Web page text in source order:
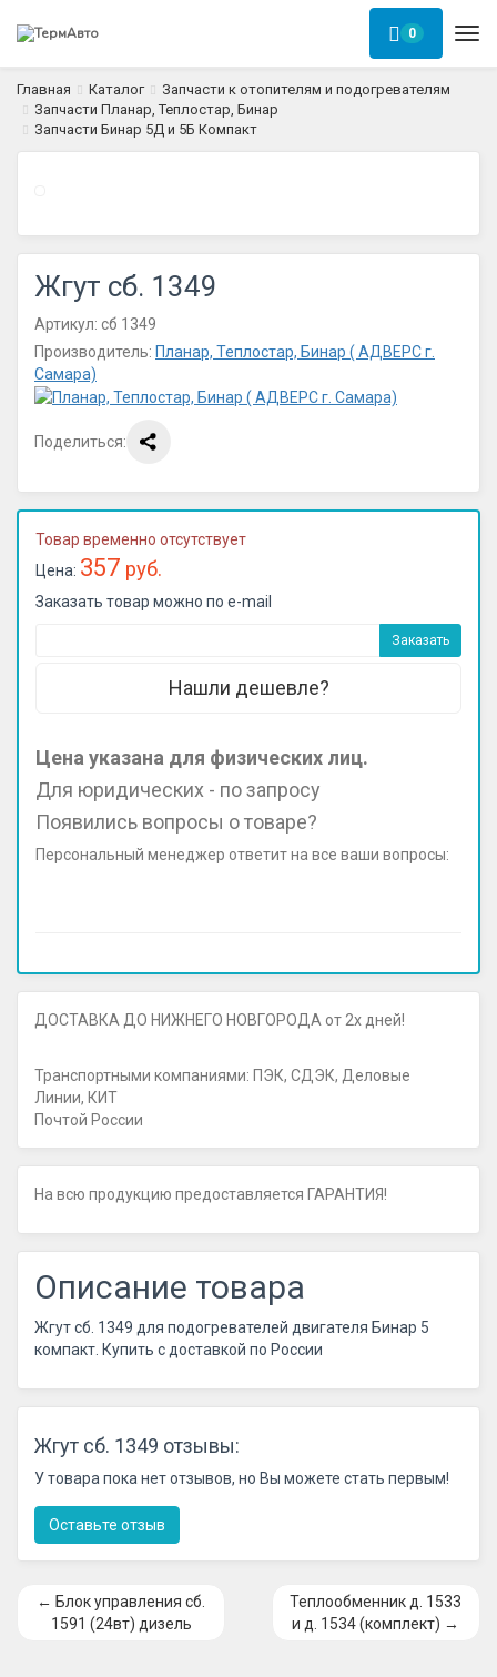
0
Главная Каталог
Запчасти к отопителям и подогревателям
Запчасти Планар, Теплостар, Бинар
Запчасти Бинар 5Д и 5Б Компакт
Жгут сб. 1349
Артикул: сб 1349
Производитель: Планар, Теплостар, Бинар ( АДВЕРС г.
Самара)
Поделиться:
Товар временно отсутствует
Цена: 357 руб.
Заказать товар можно по e-mail
Нашли дешевле?
Цена указана для физических лиц.
Для юридических - по запросу
Появились вопросы о товаре?
Персональный менеджер ответит на все ваши вопросы:
ДОСТАВКА ДО НИЖНЕГО НОВГОРОДА от 2х дней!
Транспортными компаниями: ПЭК, СДЭК, Деловые
Линии, КИТ
Почтой России
На всю продукцию предоставляется ГАРАНТИЯ!
Описание товара
Жгут сб. 1349 для подогревателей двигателя Бинар 5
компакт. Купить с доставкой по России
Жгут сб. 1349 отзывы:
У товара пока нет отзывов, но Вы можете стать первым!
Оставьте отзыв
← Блок управления сб.
1591 (24вт) дизель
Теплообменник д. 1533
и д. 1534 (комплект) →